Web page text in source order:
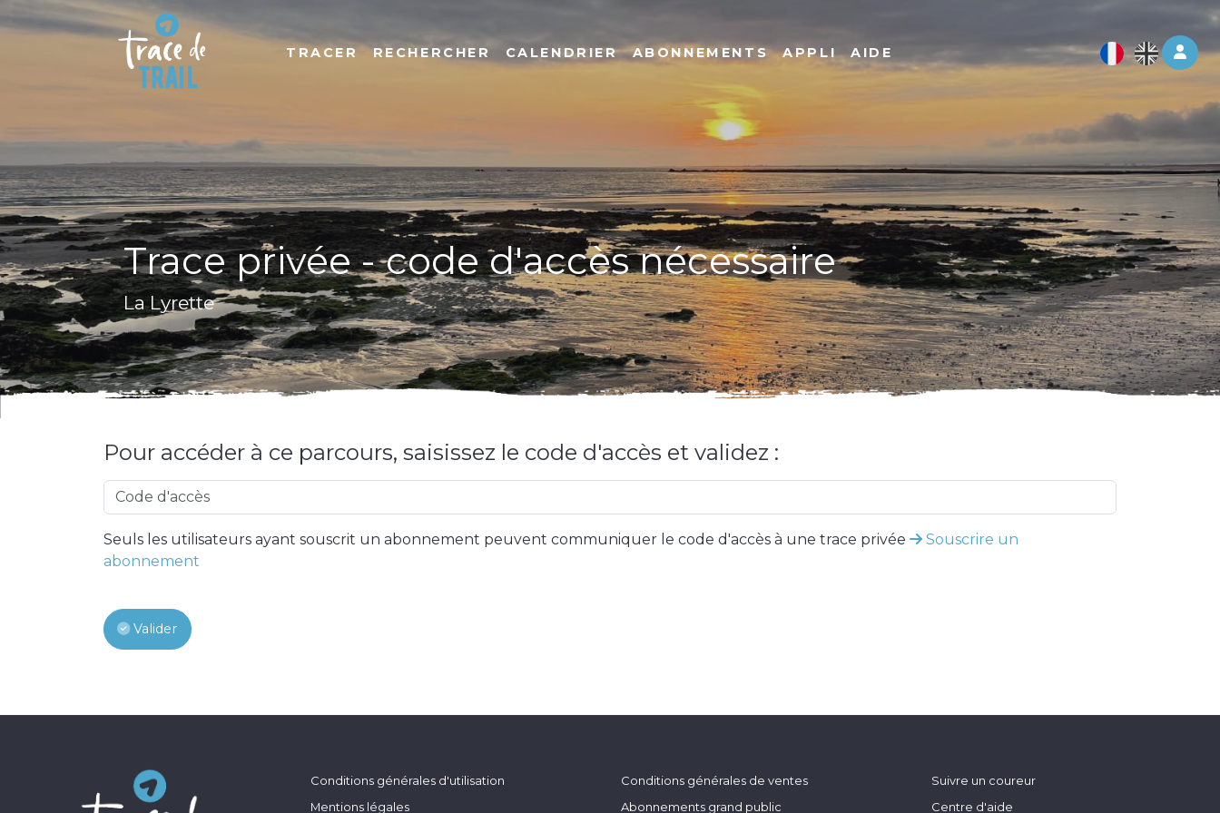
Log
TRACER RECHERCHER CALENDRIER ABONNEMENTS APPLI AIDE
Trace privée - code d'accès nécessaire
La Lyrette
Pour accéder à ce parcours, saisissez le code d'accès et validez :
Seuls les utilisateurs ayant souscrit un abonnement peuvent communiquer le code d'accès à une trace privée
Souscrire un
abonnement
Valider
Conditions générales d'utilisation
Mentions légales
Conditions générales de ventes
Abonnements grand public
Suivre un coureur
Centre d'aide